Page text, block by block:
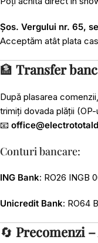
Șos. Vergului nr. 65,
Acceptăm atât plata
🏦 Transfer
După plasarea
trimiți dovada plății (OP-
📧
Conturi bancare:
ING Bank: RO26 INGB
Unicredit Bank: RO64
🔄 Precomenzi